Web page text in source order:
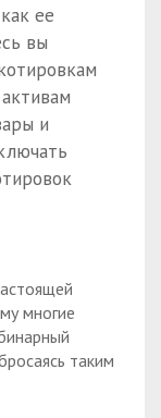
ее
вы
и
многие
таким